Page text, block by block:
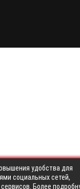
удобства для
социальных сетей,
Более